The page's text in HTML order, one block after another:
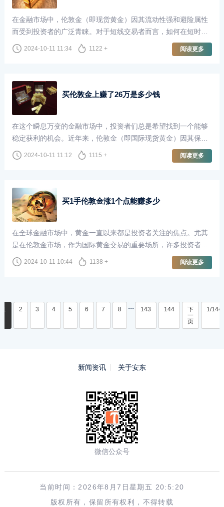
在金融市场中，伦敦金（即现货黄金）因其流动性强和避险属性
而受到投资者的广泛青睐。对于短线交易者而言，如何在短时间
内获取利润是一个关键课题。今天，我们就来探讨如何通过一手
伦敦金交易在短时间内赚取1000美元。
2024-10-11 11:34 1122 + 阅读更多
买伦敦金上赚了26万是多少钱
在这个瞬息万变的金融市场中，投资者们总是希望找到一个能够
稳定获利的机会。近年来，伦敦金（即国际现货黄金）因其保值
性和避险属性，吸引了越来越多的投资者。对于很多人来说，买
伦敦金不仅仅是一种投资，更是实现财富增长的方式。本文将
险。
2024-10-11 11:12 1115 + 阅读更多
买1手伦敦金涨1个点能赚多少
在全球金融市场中，黄金一直以来都是投资者关注的焦点。尤其
是在伦敦金市场，作为国际黄金交易的重要场所，许多投资者通
过买卖伦敦金来实现财富增值。当我们谈到“买1手伦敦金涨1个点
能赚多少”这个问题时，了解相关的交易机制和市场波动是至关重
2024-10-11 10:44 1138 + 阅读更多
1 2 3 4 5 6 7 8 ... 143 144
下
一
页
1/144
新闻资讯 关于安东
微信公众号
当前时间：2026年8月7日星期五 20:5:20
版权所有，保留所有权利，不得转载